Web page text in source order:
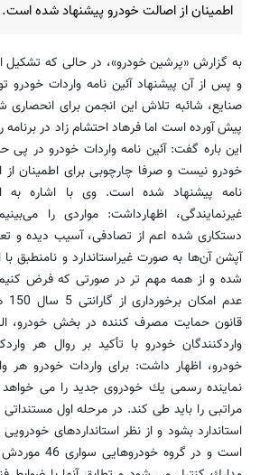
اطمینان از اصالت خودرو پیشنهاد شده است.
به گزارش «پرشین خودرو»، در حالی که تشکیل
و پس از آن پیشنهاد آئین نامه واردات خودرو
صنایع، شائبه تلاش این انجمن برای انحصاری
پیش آورده است اما فرهاد احتشام زاد در
این باره گفت: آئین نامه واردات خودرو در پی
خودرو نیست و صرفا چارچوبی برای اطمینان از
نامه پیشنهاد شده است. وی با اشاره به
غیرنمایندگی، اظهارداشت: مواردی را
دستكاری شده اعم از تصادفی، آسیب دیده و
آپشن آن‌ها به صورت غیراستاندارد و نامنطبق
شده و از همه مهم تر در صورتی كه فرض
قانون حمایت مصرف كننده در بخش خودرو،
واردكنندگان خودرو با تأكید بر روال هر
خودرو، اظهار داشت: برای واردات خودرو هر
نماینده رسمی یك خودروی جدید را می
مراتبی را باید طی كند. در مرحله اول
است و در گروه